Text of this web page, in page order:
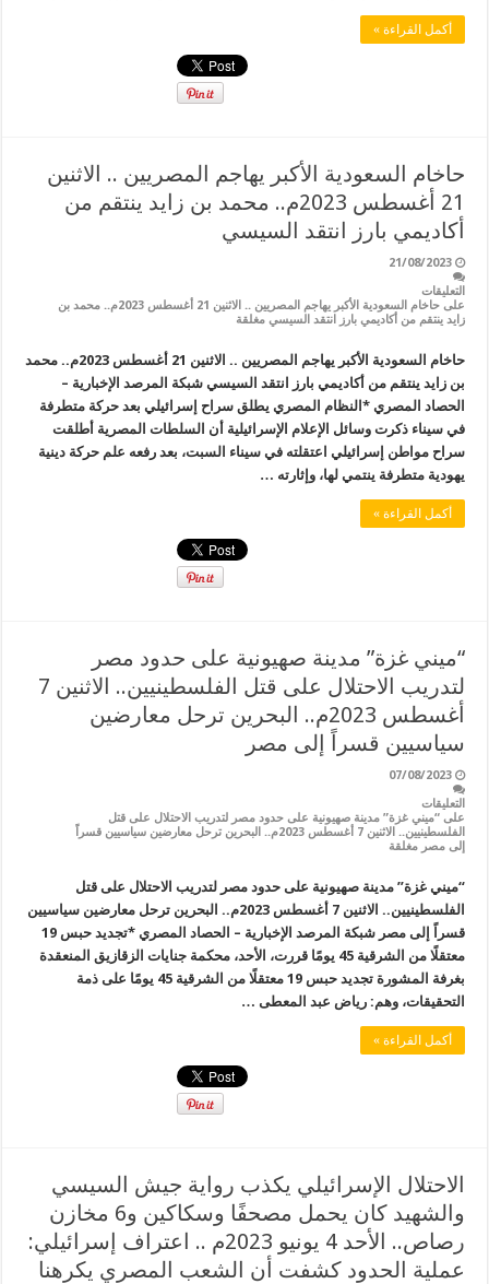
أكمل القراءة »
حاخام السعودية الأكبر يهاجم المصريين .. الاثنين
21 أغسطس 2023م.. محمد بن زايد ينتقم من
أكاديمي بارز انتقد السيسي
21/08/2023
التعليقات
على حاخام السعودية الأكبر يهاجم المصريين .. الاثنين 21 أغسطس 2023م.. محمد بن
زايد ينتقم من أكاديمي بارز انتقد السيسي مغلقة
حاخام السعودية الأكبر يهاجم المصريين .. الاثنين 21 أغسطس 2023م.. محمد
بن زايد ينتقم من أكاديمي بارز انتقد السيسي شبكة المرصد الإخبارية –
الحصاد المصري *النظام المصري يطلق سراح إسرائيلي بعد حركة متطرفة
في سيناء ذكرت وسائل الإعلام الإسرائيلية أن السلطات المصرية أطلقت
سراح مواطن إسرائيلي اعتقلته في سيناء السبت، بعد رفعه علم حركة دينية
يهودية متطرفة ينتمي لها، وإثارته …
أكمل القراءة »
“ميني غزة” مدينة صهيونية على حدود مصر
لتدريب الاحتلال على قتل الفلسطينيين.. الاثنين 7
أغسطس 2023م.. البحرين ترحل معارضين
سياسيين قسراً إلى مصر
07/08/2023
التعليقات
على “ميني غزة” مدينة صهيونية على حدود مصر لتدريب الاحتلال على قتل
الفلسطينيين.. الاثنين 7 أغسطس 2023م.. البحرين ترحل معارضين سياسيين قسراً
إلى مصر مغلقة
“ميني غزة” مدينة صهيونية على حدود مصر لتدريب الاحتلال على قتل
الفلسطينيين.. الاثنين 7 أغسطس 2023م.. البحرين ترحل معارضين سياسيين
قسراً إلى مصر شبكة المرصد الإخبارية – الحصاد المصري *تجديد حبس 19
معتقلًا من الشرقية 45 يومًا قررت، الأحد، محكمة جنايات الزقازيق المنعقدة
بغرفة المشورة تجديد حبس 19 معتقلًا من الشرقية 45 يومًا على ذمة
التحقيقات، وهم: رياض عبد المعطى …
أكمل القراءة »
الاحتلال الإسرائيلي يكذب رواية جيش السيسي
والشهيد كان يحمل مصحفًا وسكاكين و6 مخازن
رصاص.. الأحد 4 يونيو 2023م .. اعتراف إسرائيلي:
عملية الحدود كشفت أن الشعب المصري يكرهنا